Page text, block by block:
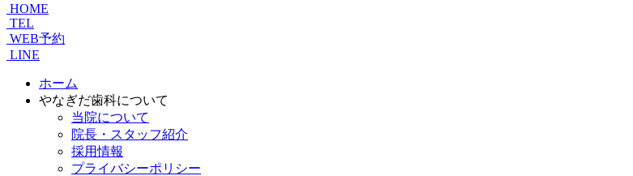
HOME
TEL
WEB予約
LINE
ホーム
やなぎだ歯科について
当院について
院長・スタッフ紹介
採用情報
プライバシーポリシー